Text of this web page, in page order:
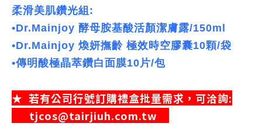
柔滑美肌鑽光組:
•Dr.Mainjoy 酵母胺基酸活顏潔膚露/150ml
•Dr.Mainjoy 煥妍撫齡 極效時空膠囊10顆/袋
•傳明酸極晶萃鑽白面膜10片/包
★ 若有公司行號訂購禮盒批量需求，可洽詢:
tjcos@tairjiuh.com.tw